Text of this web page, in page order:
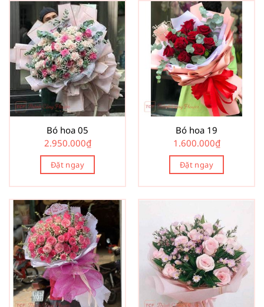
Bó hoa 05
2.950.000₫
Đặt ngay
Bó hoa 19
1.600.000₫
Đặt ngay